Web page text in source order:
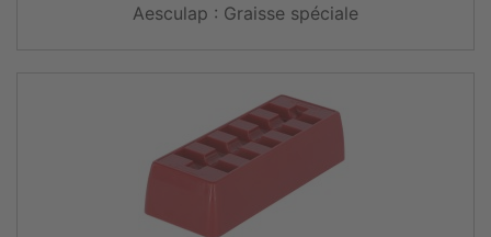
Aesculap : Graisse spéciale